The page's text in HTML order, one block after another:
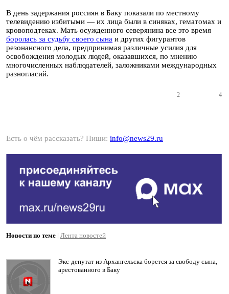
В день задержания россиян в Баку показали по местному
телевидению избитыми — их лица были в синяках, гематомах и
кровоподтеках. Мать осужденного северянина все это время
боролась за судьбу своего сына и других фигурантов
резонансного дела, предпринимая различные усилия для
освобождения молодых людей, оказавшихся, по мнению
многочисленных наблюдателей, заложниками международных
разногласий.
2 4
Есть о чём рассказать? Пиши: info@news29.ru
Новости по теме | Лента новостей
Экс-депутат из Архангельска борется за свободу сына,
арестованного в Баку